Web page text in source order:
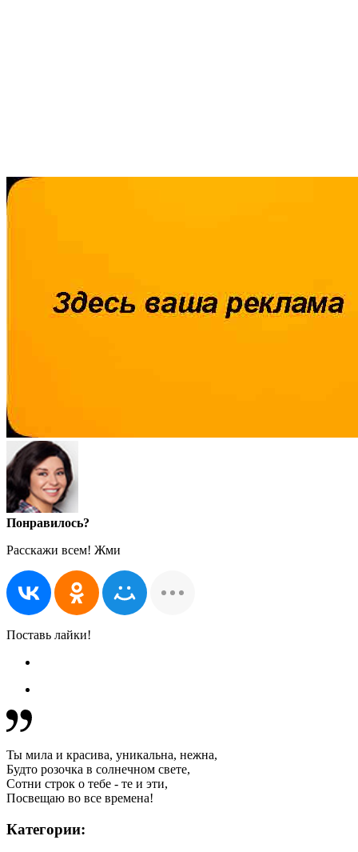
Понравилось?
Расскажи всем! Жми
Поставь лайки!
Ты мила и красива, уникальна, нежна,
Будто розочка в солнечном свете,
Сотни строк о тебе - те и эти,
Посвещаю во все времена!
Категории: